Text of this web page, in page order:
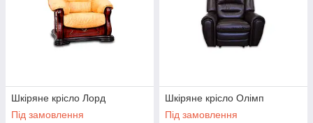
Шкіряне крісло Лорд
Під замовлення
Шкіряне крісло Олімп
Під замовлення